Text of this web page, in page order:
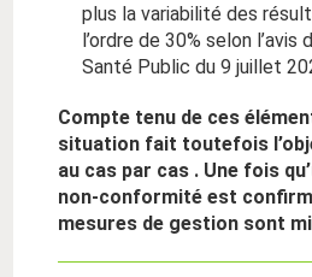
plus la variabilité des
l’ordre de 30% selon l’avis
Santé Public du 9 juillet
Compte tenu de ces
situation fait toutefois
au cas par cas . Une fois
non-conformité est
mesures de gestion sont